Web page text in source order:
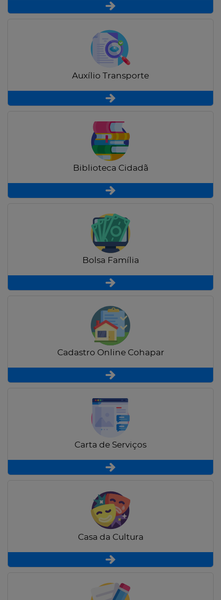
Auxílio Transporte
Biblioteca Cidadã
Bolsa Família
Cadastro Online Cohapar
Carta de Serviços
Casa da Cultura